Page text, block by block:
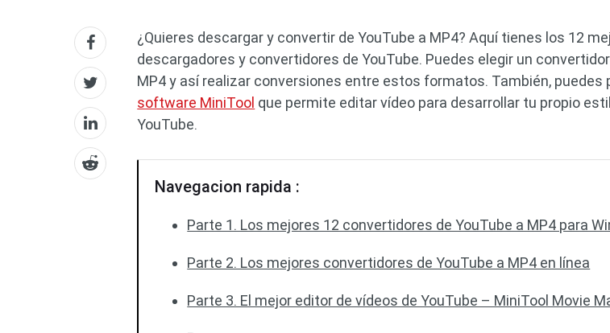
¿Quieres descargar y convertir de YouTube a MP4? Aquí tienes los 12
descargadores y convertidores de YouTube. Puedes elegir un
MP4 y así realizar conversiones entre estos formatos. También, puedes
software MiniTool que permite editar vídeo para desarrollar tu propio
YouTube.
Navegacion rapida :
Parte 1. Los mejores 12 convertidores de YouTube a MP4 para
Parte 2. Los mejores convertidores de YouTube a MP4 en línea
Parte 3. El mejor editor de vídeos de YouTube – MiniTool Movie